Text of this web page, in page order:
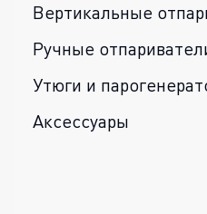
Вертикальные
Ручные
Утюги и
Аксессуары